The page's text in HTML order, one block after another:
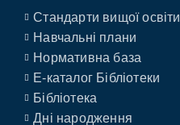
Стандарти вищої освіти
Навчальні плани
Нормативна база
E-каталог Бібліотеки
Бібліотека
Дні народження